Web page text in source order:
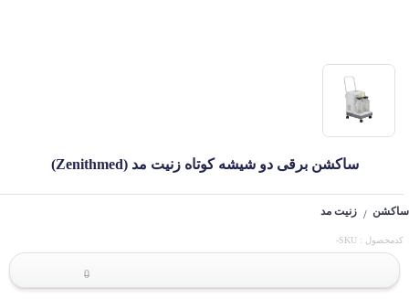
ساکشن برقی دو شیشه کوتاه زنیت مد (Zenithmed)
ساکشن / زنیت مد
کدمحصول : SKU-
0